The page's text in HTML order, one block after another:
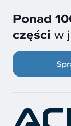
Ponad
części w